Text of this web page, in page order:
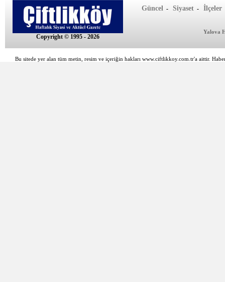
Copyright © 1995 - 2026
Güncel -Siyaset -İlçeler
Yalova
Bu sitede yer alan tüm metin, resim ve içeriğin hakları www.ciftlikkoy.com.tr'a aittir.